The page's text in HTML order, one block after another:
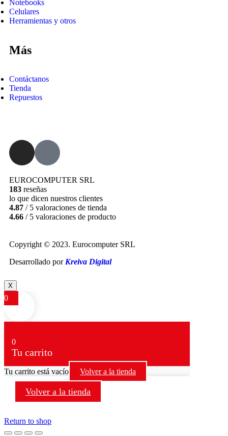
Notebooks
Celulares
Herramientas y otros
Más
Contáctanos
Tienda
Repuestos
EUROCOMPUTER SRL
183 reseñas
lo que dicen nuestros clientes
4.87 / 5 valoraciones de tienda
4.66 / 5 valoraciones de producto
Copyright © 2023. Eurocomputer SRL
Desarrollado porKreiva Digital
X
0
0
Tu carrito
Tu carrito está vacío Volver a la tienda
Volver a la tienda
Return to shop